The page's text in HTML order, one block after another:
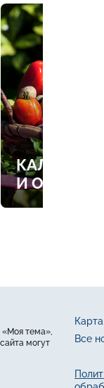
И ОГОРОДЕ
тема»,
могут
Все